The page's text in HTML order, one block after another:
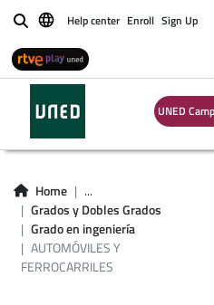
BuscarHelp center Enroll Sign Up
UNED
Home
...
Grados y Dobles Grados
Grado en ingeniería
AUTOMÓVILES Y
FERROCARRILES